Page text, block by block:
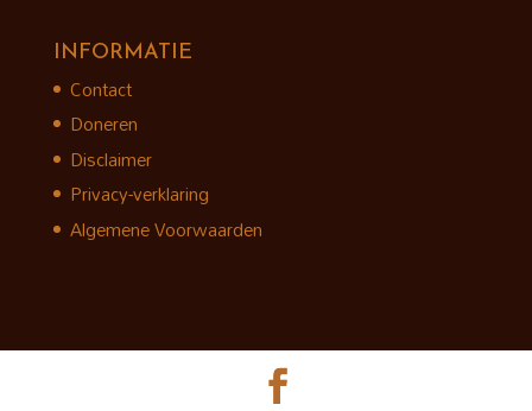
INFORMATIE
Contact
Doneren
Disclaimer
Privacy-verklaring
Algemene Voorwaarden